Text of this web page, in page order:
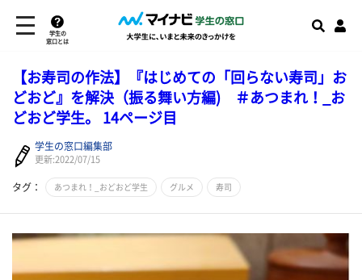
学生の
窓口とは
【お寿司の作法】『はじめての「回らない寿司」お
どおど』を解決（振る舞い方編) ＃あつまれ！_お
どおど学生。 14ページ目
学生の窓口編集部
更新:2022/07/15
タグ： あつまれ！_おどおど学生 グルメ 寿司